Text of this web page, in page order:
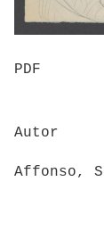
PDF
Autor
Affonso,